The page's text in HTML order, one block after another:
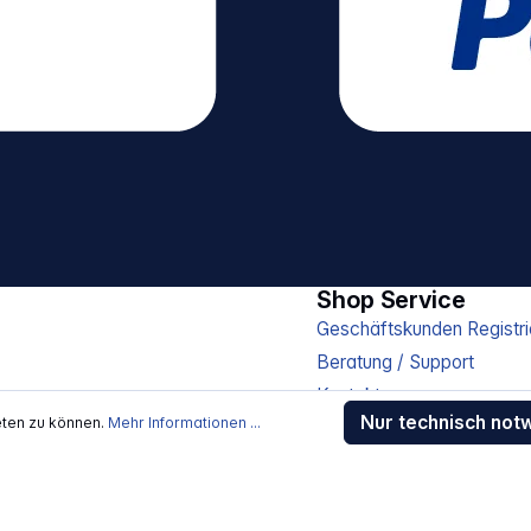
Shop Service
Geschäftskunden
Beratung / Support
Kontakt
Versand und Zahlung
zu können. Mehr Informationen ... Nur technisch